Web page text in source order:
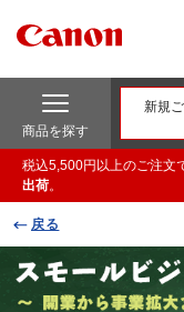
商品を探す
新規
税込5,500円以上のご注文
出荷。
戻る